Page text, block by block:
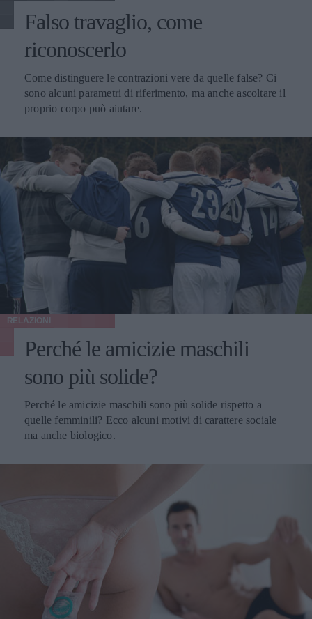
Falso travaglio, come
riconoscerlo
Come distinguere le contrazioni vere da quelle false? Ci
sono alcuni parametri di riferimento, ma anche ascoltare il
proprio corpo può aiutare.
RELAZIONI
Perché le amicizie maschili
sono più solide?
Perché le amicizie maschili sono più solide rispetto a
quelle femminili? Ecco alcuni motivi di carattere sociale
ma anche biologico.